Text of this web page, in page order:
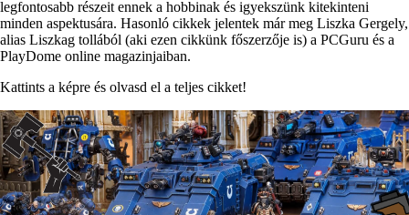
legfontosabb részeit ennek a hobbinak és igyekszünk kitekinteni
minden aspektusára. Hasonló cikkek jelentek már meg Liszka Gergely,
alias Liszkag tollából (aki ezen cikkünk főszerzője is) a PCGuru és a
PlayDome online magazinjaiban.
Kattints a képre és olvasd el a teljes cikket!